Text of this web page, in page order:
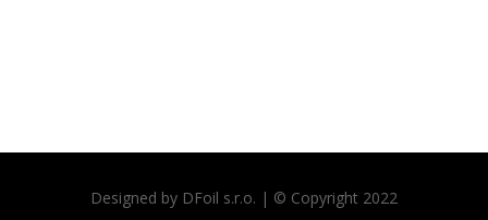
Designed by DFoil s.r.o. | © Copyright 2022